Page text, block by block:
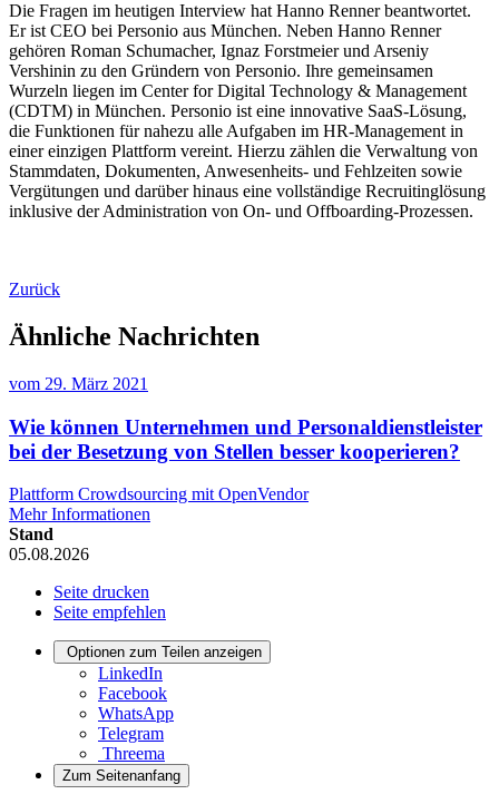
Die Fragen im heutigen Interview hat Hanno Renner beantwortet.
Er ist CEO bei Personio aus München. Neben Hanno Renner
gehören Roman Schumacher, Ignaz Forstmeier und Arseniy
Vershinin zu den Gründern von Personio. Ihre gemeinsamen
Wurzeln liegen im Center for Digital Technology & Management
(CDTM) in München. Personio ist eine innovative SaaS-Lösung,
die Funktionen für nahezu alle Aufgaben im HR-Management in
einer einzigen Plattform vereint. Hierzu zählen die Verwaltung von
Stammdaten, Dokumenten, Anwesenheits- und Fehlzeiten sowie
Vergütungen und darüber hinaus eine vollständige Recruitinglösung
inklusive der Administration von On- und Offboarding-Prozessen.
Zurück
Ähnliche Nachrichten
vom 29. März 2021
Wie können Unternehmen und Personaldienstleister
bei der Besetzung von Stellen besser kooperieren?
Plattform Crowdsourcing mit OpenVendor
Mehr Informationen
Stand
05.08.2026
Seite drucken
Seite empfehlen
Optionen zum Teilen anzeigen
LinkedIn
Facebook
WhatsApp
Telegram
Threema
Zum Seitenanfang